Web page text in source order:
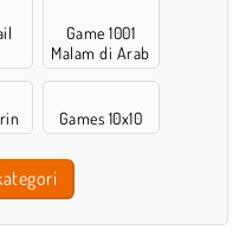
Game 1001
Malam di Arab
Games 10x10